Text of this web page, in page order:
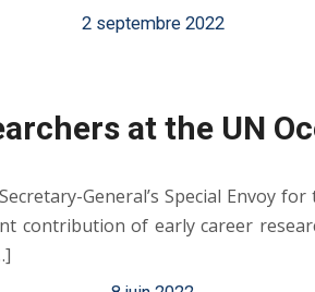
2 septembre 2022
at the UN
General’s Special Envoy
contribution of early career